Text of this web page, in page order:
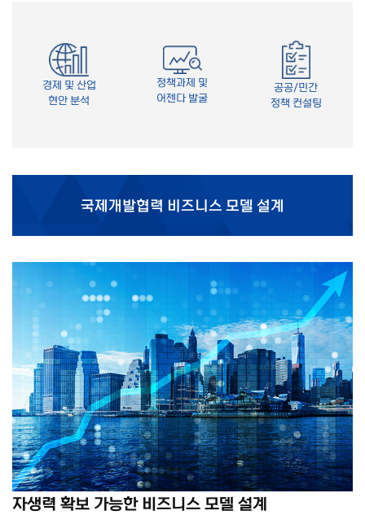
경제 및 산업
현안 분석
정책과제 및
어젠다 발굴
공공/민간
정책 컨설팅
국제개발협력 비즈니스 모델 설계
자생력 확보 가능한 비즈니스 모델 설계